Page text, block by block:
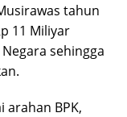
tahun
11 Miliyar
sehingga
arahan BPK,